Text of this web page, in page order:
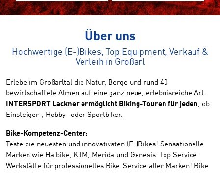
Über uns
Hochwertige (E-)Bikes, Top Equipment, Verkauf &
Verleih in Großarl
Erlebe im Großarltal die Natur, Berge und rund 40
bewirtschaftete Almen auf eine ganz neue, erlebnisreiche Art.
INTERSPORT Lackner ermöglicht Biking-Touren für jeden, ob
Einsteiger-, Hobby- oder Sportbiker.
Bike-Kompetenz-Center:
Teste die neuesten und innovativsten (E-)Bikes! Sensationelle
Marken wie Haibike, KTM, Merida und Genesis. Top Service-
Werkstätte für professionelles Bike-Service aller Marken! Bike